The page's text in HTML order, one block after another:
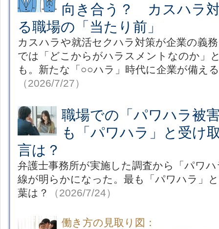
向き合う？ カスハラ
る職場の「当たり前」
カスハラや就活セクハラ対策が企業の義
では「どこからがハラスメントなのか」
も。新たな「○○ハラ」時代に企業が備え
（2026/7/27）
職場での「パワハラ被
も「パワハラ」と受け
言は？
弁護士事務所が実施した調査から「パワ
線が明らかになった。最も「パワハラ」
葉は？
（2026/7/24）
働き方の見取り図：